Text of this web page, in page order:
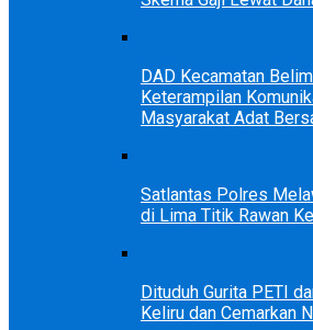
DAD Kecamatan
Keterampilan
Masyarakat Adat
Satlantas Polres
di Lima Titik Rawan
Dituduh Gurita PETI
Keliru dan Cemarkan